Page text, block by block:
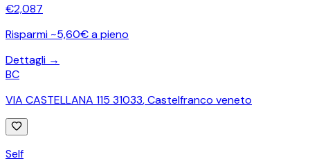
€2,087
Risparmi ~5,60€ a pieno
Dettagli →
BC
VIA CASTELLANA 115 31033,Castelfranco veneto
Self